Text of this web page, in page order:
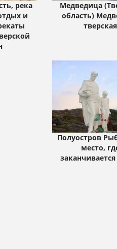
река
и
Медведица
область)
тверская
Полуостров
место,